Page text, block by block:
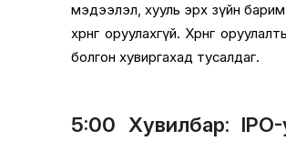
мэдээлэл, хууль эрх зүйн
хөрөнгө оруулахгүй. Хөрөнгө
болгон хувиргахад тусалдаг.
5:00 Хувилбар: